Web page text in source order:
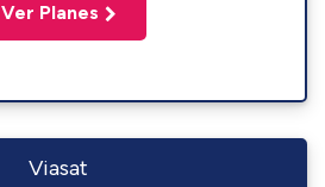
Ver Planes
Viasat